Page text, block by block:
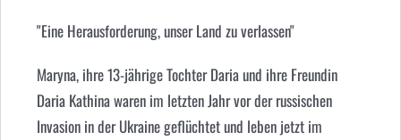
"Eine Herausforderung, unser Land zu verlassen"
Maryna, ihre 13-jährige Tochter Daria und ihre Freundin
Daria Kathina waren im letzten Jahr vor der russischen
Invasion in der Ukraine geflüchtet und leben jetzt im